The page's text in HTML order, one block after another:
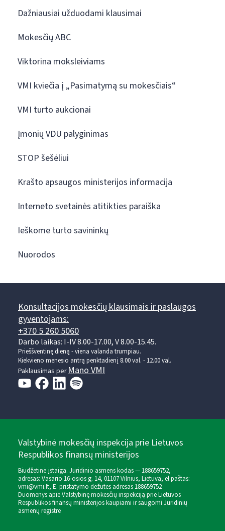
Dažniausiai užduodami klausimai
Mokesčių ABC
Viktorina moksleiviams
VMI kviečia į „Pasimatymą su mokesčiais“
VMI turto aukcionai
Įmonių VDU palyginimas
STOP šešėliui
Krašto apsaugos ministerijos informacija
Interneto svetainės atitikties paraiška
Ieškome turto savininkų
Nuorodos
Konsultacijos mokesčių klausimais ir paslaugos
gyventojams:
+370 5 260 5060
Darbo laikas: I-IV 8.00-17.00, V 8.00-15.45.
Prieššventinę dieną - viena valanda trumpiau.
Kiekvieno mėnesio antrą penktadienį 8.00 val. - 12.00 val.
Paklausimas perMano VMI
Valstybinė mokesčių inspekcija prie Lietuvos
Respublikos finansų ministerijos
Biudžetinė įstaiga. Juridinio asmens kodas — 188659752,
adresas: Vasario 16-osios g. 14, 01107 Vilnius, Lietuva, el.paštas:
vmi@vmi.lt, E. pristatymo dėžutės adresas 188659752
Duomenys apie Valstybinę mokesčių inspekciją prie Lietuvos
Respublikos finansų ministerijos kaupiami ir saugomi Juridinių
asmenų registre